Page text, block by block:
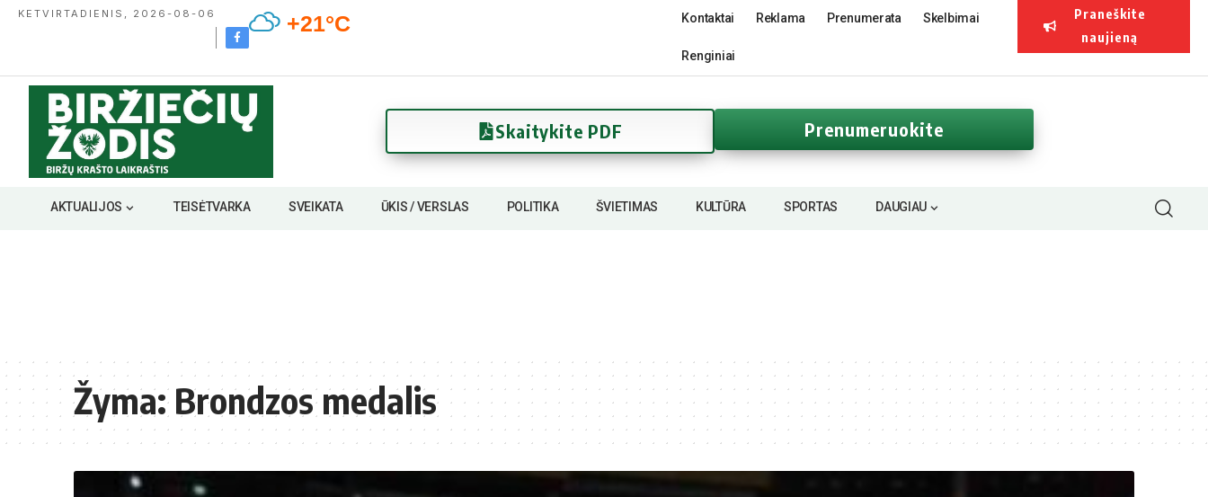
KETVIRTADIENIS, 2026-08-06 +21°C Kontaktai Reklama Prenumerata Skelbimai
Renginiai
Praneškite
naujieną
Skaitykite PDF Prenumeruokite
AKTUALIJOS TEISĖTVARKA SVEIKATA ŪKIS / VERSLAS POLITIKA ŠVIETIMAS KULTŪRA SPORTAS DAUGIAU
Žyma:Brondzos medalis